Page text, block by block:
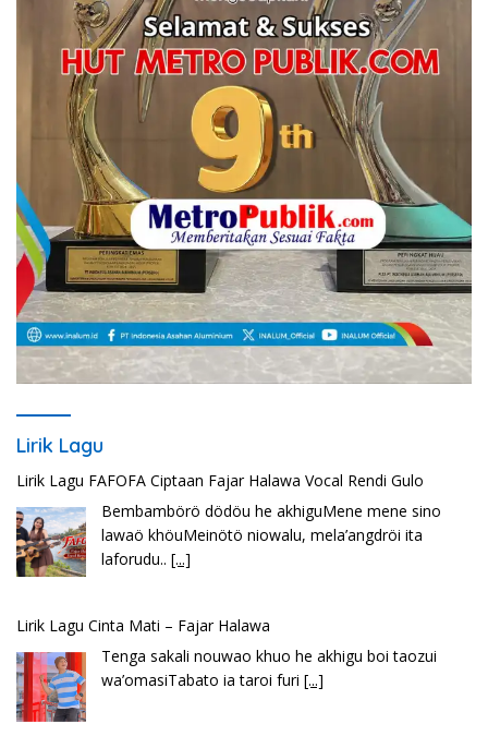
Lirik Lagu
Lirik Lagu FAFOFA Ciptaan Fajar Halawa Vocal Rendi Gulo
Bembambörö dödöu he akhiguMene mene sino
lawaö khöuMeinötö niowalu, mela’angdröi ita
laforudu..
Tenga sakali nouwao khuo he akhigu boi taozui
wa’omasiTabato ia taroi furi